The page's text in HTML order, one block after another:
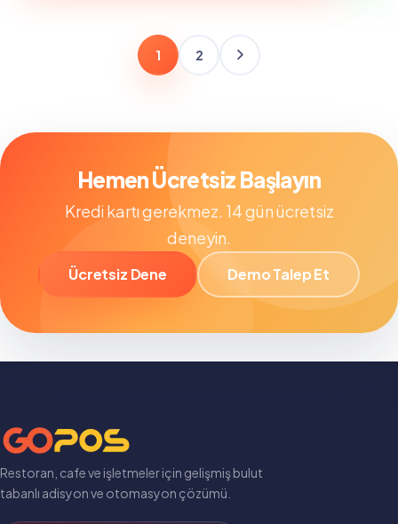
8,890.00 ₺.
1 2
Hemen Ücretsiz Başlayın
Kredi kartı gerekmez. 14 gün ücretsiz
deneyin.
Ücretsiz Dene Demo Talep Et
Restoran, cafe ve işletmeler için gelişmiş bulut
tabanlı adisyon ve otomasyon çözümü.